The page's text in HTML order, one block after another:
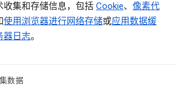
收集和存储信息，包括 Cookie、 像素代
使用浏览器进行网络存储或应用数据缓
器日志。
数据